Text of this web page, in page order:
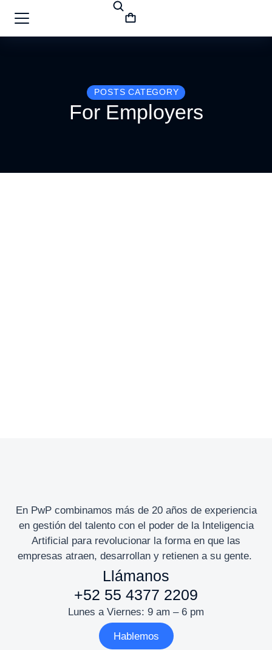
POSTS CATEGORY
For Employers
En PwP combinamos más de 20 años de experiencia
en gestión del talento con el poder de la Inteligencia
Artificial para revolucionar la forma en que las
empresas atraen, desarrollan y retienen a su gente.
Llámanos
+52 55 4377 2209
Lunes a Viernes: 9 am – 6 pm
Hablemos